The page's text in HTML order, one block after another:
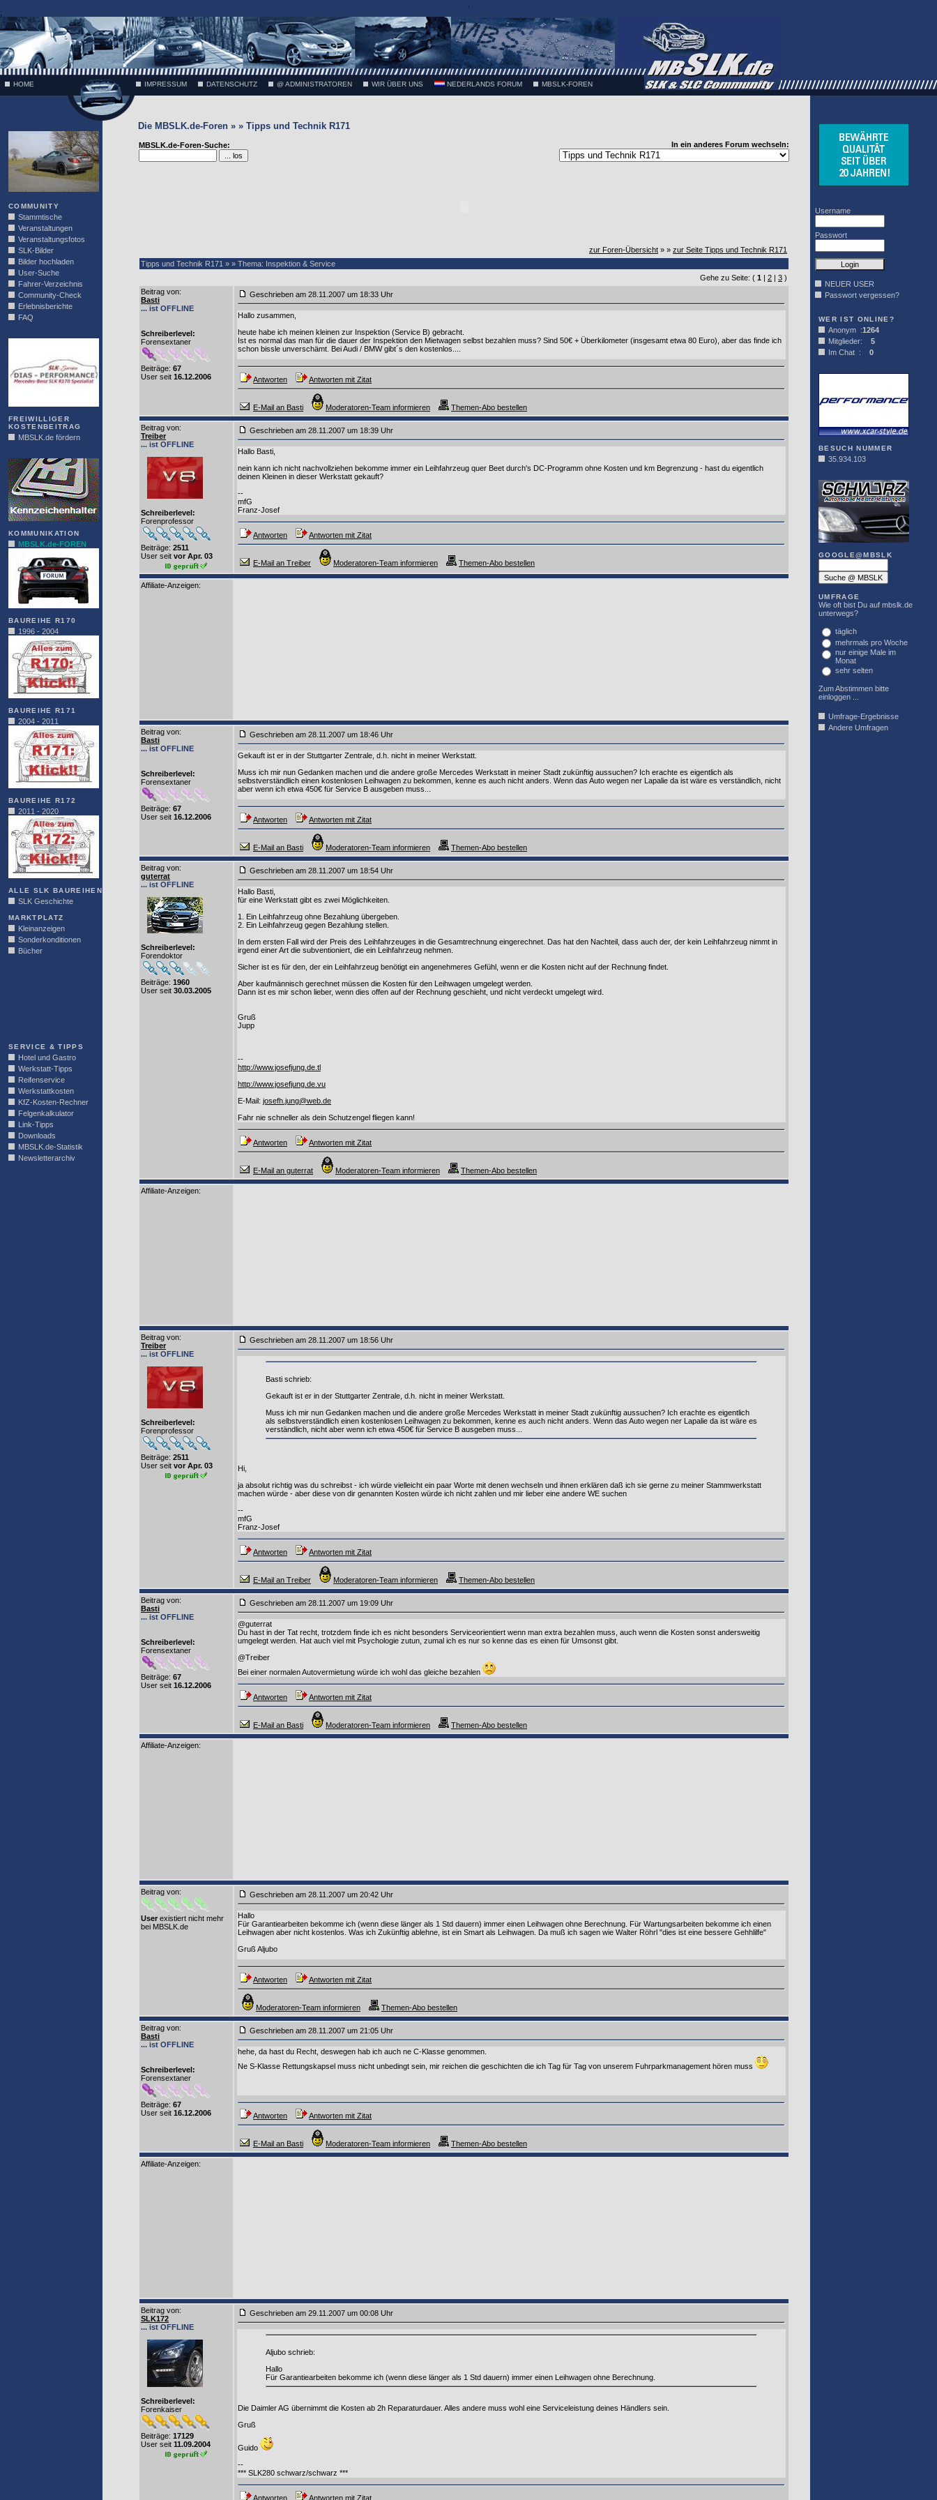
;
HOME IMPRESSUM DATENSCHUTZ @ ADMINISTRATOREN WIR ÜBER UNS NEDERLANDS FORUM MBSLK-FOREN
COMMUNITY
Stammtische
Veranstaltungen
Veranstaltungsfotos
SLK-Bilder
Bilder hochladen
User-Suche
Fahrer-Verzeichnis
Community-Check
Erlebnisberichte
FAQ
FREIWILLIGER
KOSTENBEITRAG
MBSLK.de fördern
KOMMUNIKATION
MBSLK.de-FOREN
BAUREIHE R170
1996 - 2004
BAUREIHE R171
2004 - 2011
BAUREIHE R172
2011 - 2020
ALLE SLK BAUREIHEN
SLK Geschichte
MARKTPLATZ
Kleinanzeigen
Sonderkonditionen
Bücher
SERVICE & TIPPS
Hotel und Gastro
Werkstatt-Tipps
Reifenservice
Werkstattkosten
KfZ-Kosten-Rechner
Felgenkalkulator
Link-Tipps
Downloads
MBSLK.de-Statistik
Newsletterarchiv
Die MBSLK.de-Foren » » Tipps und Technik R171
MBSLK.de-Foren-Suche: In ein anderes Forum wechseln:
zur Foren-Übersicht » » zur Seite Tipps und Technik R171
Tipps und Technik R171 » » Thema: Inspektion & Service
Gehe zu Seite: ( 1 | 2 | 3 )
Beitrag von:
Basti
... ist OFFLINE
Schreiberlevel:
Forensextaner
Beiträge: 67
User seit 16.12.2006
Geschrieben am 28.11.2007 um 18:33 Uhr
Hallo zusammen,
heute habe ich meinen kleinen zur Inspektion (Service B) gebracht.
Ist es normal das man für die dauer der Inspektion den Mietwagen selbst bezahlen muss? Sind 50€ + Überkilometer (insgesamt etwa 80 Euro), aber das finde ich
schon bissle unverschämt. Bei Audi / BMW gibt´s den kostenlos....
Antworten Antworten mit Zitat
E-Mail an Basti Moderatoren-Team informieren Themen-Abo bestellen
Beitrag von:
Treiber
... ist OFFLINE
Schreiberlevel:
Forenprofessor
Beiträge: 2511
User seit vor Apr. 03
Geschrieben am 28.11.2007 um 18:39 Uhr
Hallo Basti,
nein kann ich nicht nachvollziehen bekomme immer ein Leihfahrzeug quer Beet durch's DC-Programm ohne Kosten und km Begrenzung - hast du eigentlich
deinen Kleinen in dieser Werkstatt gekauft?
--
mfG
Franz-Josef
Antworten Antworten mit Zitat
E-Mail an Treiber Moderatoren-Team informieren Themen-Abo bestellen
Affiliate-Anzeigen:
Beitrag von:
Basti
... ist OFFLINE
Schreiberlevel:
Forensextaner
Beiträge: 67
User seit 16.12.2006
Geschrieben am 28.11.2007 um 18:46 Uhr
Gekauft ist er in der Stuttgarter Zentrale, d.h. nicht in meiner Werkstatt.
Muss ich mir nun Gedanken machen und die andere große Mercedes Werkstatt in meiner Stadt zukünftig aussuchen? Ich erachte es eigentlich als
selbstverständlich einen kostenlosen Leihwagen zu bekommen, kenne es auch nicht anders. Wenn das Auto wegen ner Lapalie da ist wäre es verständlich, nicht
aber wenn ich etwa 450€ für Service B ausgeben muss...
Antworten Antworten mit Zitat
E-Mail an Basti Moderatoren-Team informieren Themen-Abo bestellen
Beitrag von:
guterrat
... ist OFFLINE
Schreiberlevel:
Forendoktor
Beiträge: 1960
User seit 30.03.2005
Geschrieben am 28.11.2007 um 18:54 Uhr
Hallo Basti,
für eine Werkstatt gibt es zwei Möglichkeiten.
1. Ein Leihfahrzeug ohne Bezahlung übergeben.
2. Ein Leihfahrzeug gegen Bezahlung stellen.
In dem ersten Fall wird der Preis des Leihfahrzeuges in die Gesamtrechnung eingerechnet. Das hat den Nachteil, dass auch der, der kein Leihfahrzeug nimmt in
irgend einer Art die subventioniert, die ein Leihfahrzeug nehmen.
Sicher ist es für den, der ein Leihfahrzeug benötigt ein angenehmeres Gefühl, wenn er die Kosten nicht auf der Rechnung findet.
Aber kaufmännisch gerechnet müssen die Kosten für den Leihwagen umgelegt werden.
Dann ist es mir schon lieber, wenn dies offen auf der Rechnung geschieht, und nicht verdeckt umgelegt wird.
Gruß
Jupp
--
http://www.josefjung.de.tl
http://www.josefjung.de.vu
E-Mail: josefh.jung@web.de
Fahr nie schneller als dein Schutzengel fliegen kann!
Antworten Antworten mit Zitat
E-Mail an guterrat Moderatoren-Team informieren Themen-Abo bestellen
Affiliate-Anzeigen:
Beitrag von:
Treiber
... ist OFFLINE
Schreiberlevel:
Forenprofessor
Beiträge: 2511
User seit vor Apr. 03
Geschrieben am 28.11.2007 um 18:56 Uhr
Basti schrieb:
Gekauft ist er in der Stuttgarter Zentrale, d.h. nicht in meiner Werkstatt.
Muss ich mir nun Gedanken machen und die andere große Mercedes Werkstatt in meiner Stadt zukünftig aussuchen? Ich erachte es eigentlich
als selbstverständlich einen kostenlosen Leihwagen zu bekommen, kenne es auch nicht anders. Wenn das Auto wegen ner Lapalie da ist wäre es
verständlich, nicht aber wenn ich etwa 450€ für Service B ausgeben muss...
Hi,
ja absolut richtig was du schreibst - ich würde vielleicht ein paar Worte mit denen wechseln und ihnen erklären daß ich sie gerne zu meiner Stammwerkstatt
machen würde - aber diese von dir genannten Kosten würde ich nicht zahlen und mir lieber eine andere WE suchen
--
mfG
Franz-Josef
Antworten Antworten mit Zitat
E-Mail an Treiber Moderatoren-Team informieren Themen-Abo bestellen
Beitrag von:
Basti
... ist OFFLINE
Schreiberlevel:
Forensextaner
Beiträge: 67
User seit 16.12.2006
Geschrieben am 28.11.2007 um 19:09 Uhr
@guterrat
Du hast in der Tat recht, trotzdem finde ich es nicht besonders Serviceorientiert wenn man extra bezahlen muss, auch wenn die Kosten sonst andersweitig
umgelegt werden. Hat auch viel mit Psychologie zutun, zumal ich es nur so kenne das es einen für Umsonst gibt.
@Treiber
Bei einer normalen Autovermietung würde ich wohl das gleiche bezahlen
Antworten Antworten mit Zitat
E-Mail an Basti Moderatoren-Team informieren Themen-Abo bestellen
Affiliate-Anzeigen:
Beitrag von:
User existiert nicht mehr
bei MBSLK.de
Geschrieben am 28.11.2007 um 20:42 Uhr
Hallo
Für Garantiearbeiten bekomme ich (wenn diese länger als 1 Std dauern) immer einen Leihwagen ohne Berechnung. Für Wartungsarbeiten bekomme ich einen
Leihwagen aber nicht kostenlos. Was ich Zukünftig ablehne, ist ein Smart als Leihwagen. Da muß ich sagen wie Walter Röhrl "dies ist eine bessere Gehhlilfe"
Gruß Aljubo
Antworten Antworten mit Zitat
Moderatoren-Team informieren Themen-Abo bestellen
Beitrag von:
Basti
... ist OFFLINE
Schreiberlevel:
Forensextaner
Beiträge: 67
User seit 16.12.2006
Geschrieben am 28.11.2007 um 21:05 Uhr
hehe, da hast du Recht, deswegen hab ich auch ne C-Klasse genommen.
Ne S-Klasse Rettungskapsel muss nicht unbedingt sein, mir reichen die geschichten die ich Tag für Tag von unserem Fuhrparkmanagement hören muss
Antworten Antworten mit Zitat
E-Mail an Basti Moderatoren-Team informieren Themen-Abo bestellen
Affiliate-Anzeigen:
Beitrag von:
SLK172
... ist OFFLINE
Schreiberlevel:
Forenkaiser
Beiträge: 17129
User seit 11.09.2004
Geschrieben am 29.11.2007 um 00:08 Uhr
Aljubo schrieb:
Hallo
Für Garantiearbeiten bekomme ich (wenn diese länger als 1 Std dauern) immer einen Leihwagen ohne Berechnung.
Die Daimler AG übernimmt die Kosten ab 2h Reparaturdauer. Alles andere muss wohl eine Serviceleistung deines Händlers sein.
Gruß
Guido
--
*** SLK280 schwarz/schwarz ***
Antworten Antworten mit Zitat
Username
Passwort
NEUER USER
Passwort vergessen?
WER IST ONLINE?
Anonym :1264
Mitglieder: 5
Im Chat : 0
BESUCH NUMMER
35.934.103
GOOGLE@MBSLK
UMFRAGE
Wie oft bist Du auf mbslk.de
unterwegs?
täglich
mehrmals pro Woche
nur einige Male im
Monat
sehr selten
Zum Abstimmen bitte
einloggen ...
Umfrage-Ergebnisse
Andere Umfragen